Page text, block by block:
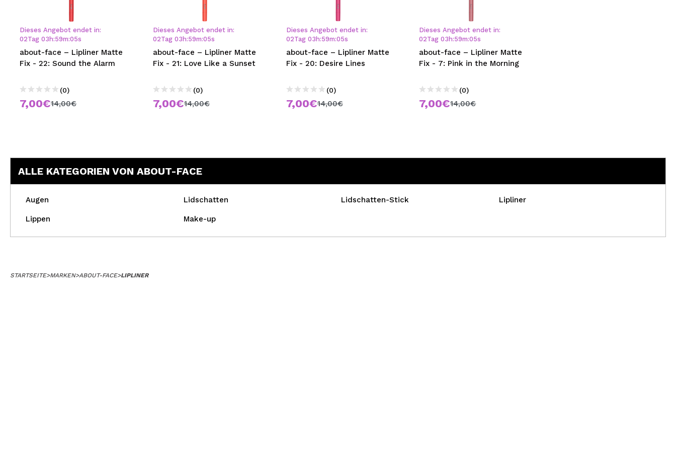
MAQUIFARMA
KOREA ZONE
TRAVEL SIZE
NATURE
SPECIALS
BLOG
bisherigen Vorgänge einsehen.
BENUTZERKONTO ERSTELLEN
Dieses Angebot endet in:
02Tag 03 h:59m:05s
about-face – Lipliner Matte
Fix - 22: Sound the Alarm
(0)
7,00€14,00€
Dieses Angebot endet in:
02Tag 03 h:59m:05s
about-face – Lipliner Matte
Fix - 21: Love Like a Sunset
(0)
7,00€14,00€
Dieses Angebot endet in:
02Tag 03 h:59m:05s
about-face – Lipliner Matte
Fix - 20: Desire Lines
(0)
7,00€14,00€
Dieses Angebot endet in:
02Tag 03 h:59m:05s
about-face – Lipliner Matte
Fix - 7: Pink in the Morning
(0)
7,00€14,00€
ALLE KATEGORIEN VON ABOUT-FACE
Augen Lidschatten Lidschatten-Stick Lipliner
Lippen Make-up
STARTSEITE>MARKEN>ABOUT-FACE>LIPLINER